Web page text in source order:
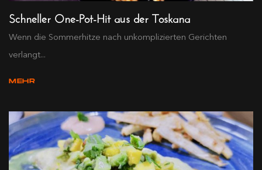
Schneller One-Pot-Hit aus der Toskana
Wenn die Sommerhitze nach unkomplizierten Gerichten
verlangt...
MEHR